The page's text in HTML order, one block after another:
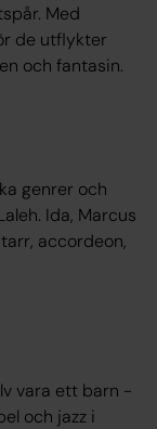
Med
de utflykter
och fantasin.
genrer och
Ida, Marcus
accordeon,
vara ett barn -
och jazz i